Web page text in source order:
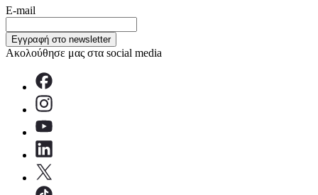
E-mail
Εγγραφή στο newsletter
Ακολούθησε μας στα social media